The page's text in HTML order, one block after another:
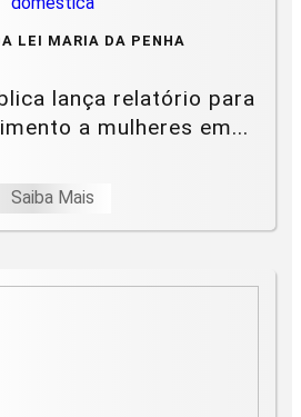
LEI MARIA DA PENHA
lança relatório para
a mulheres em...
Saiba Mais